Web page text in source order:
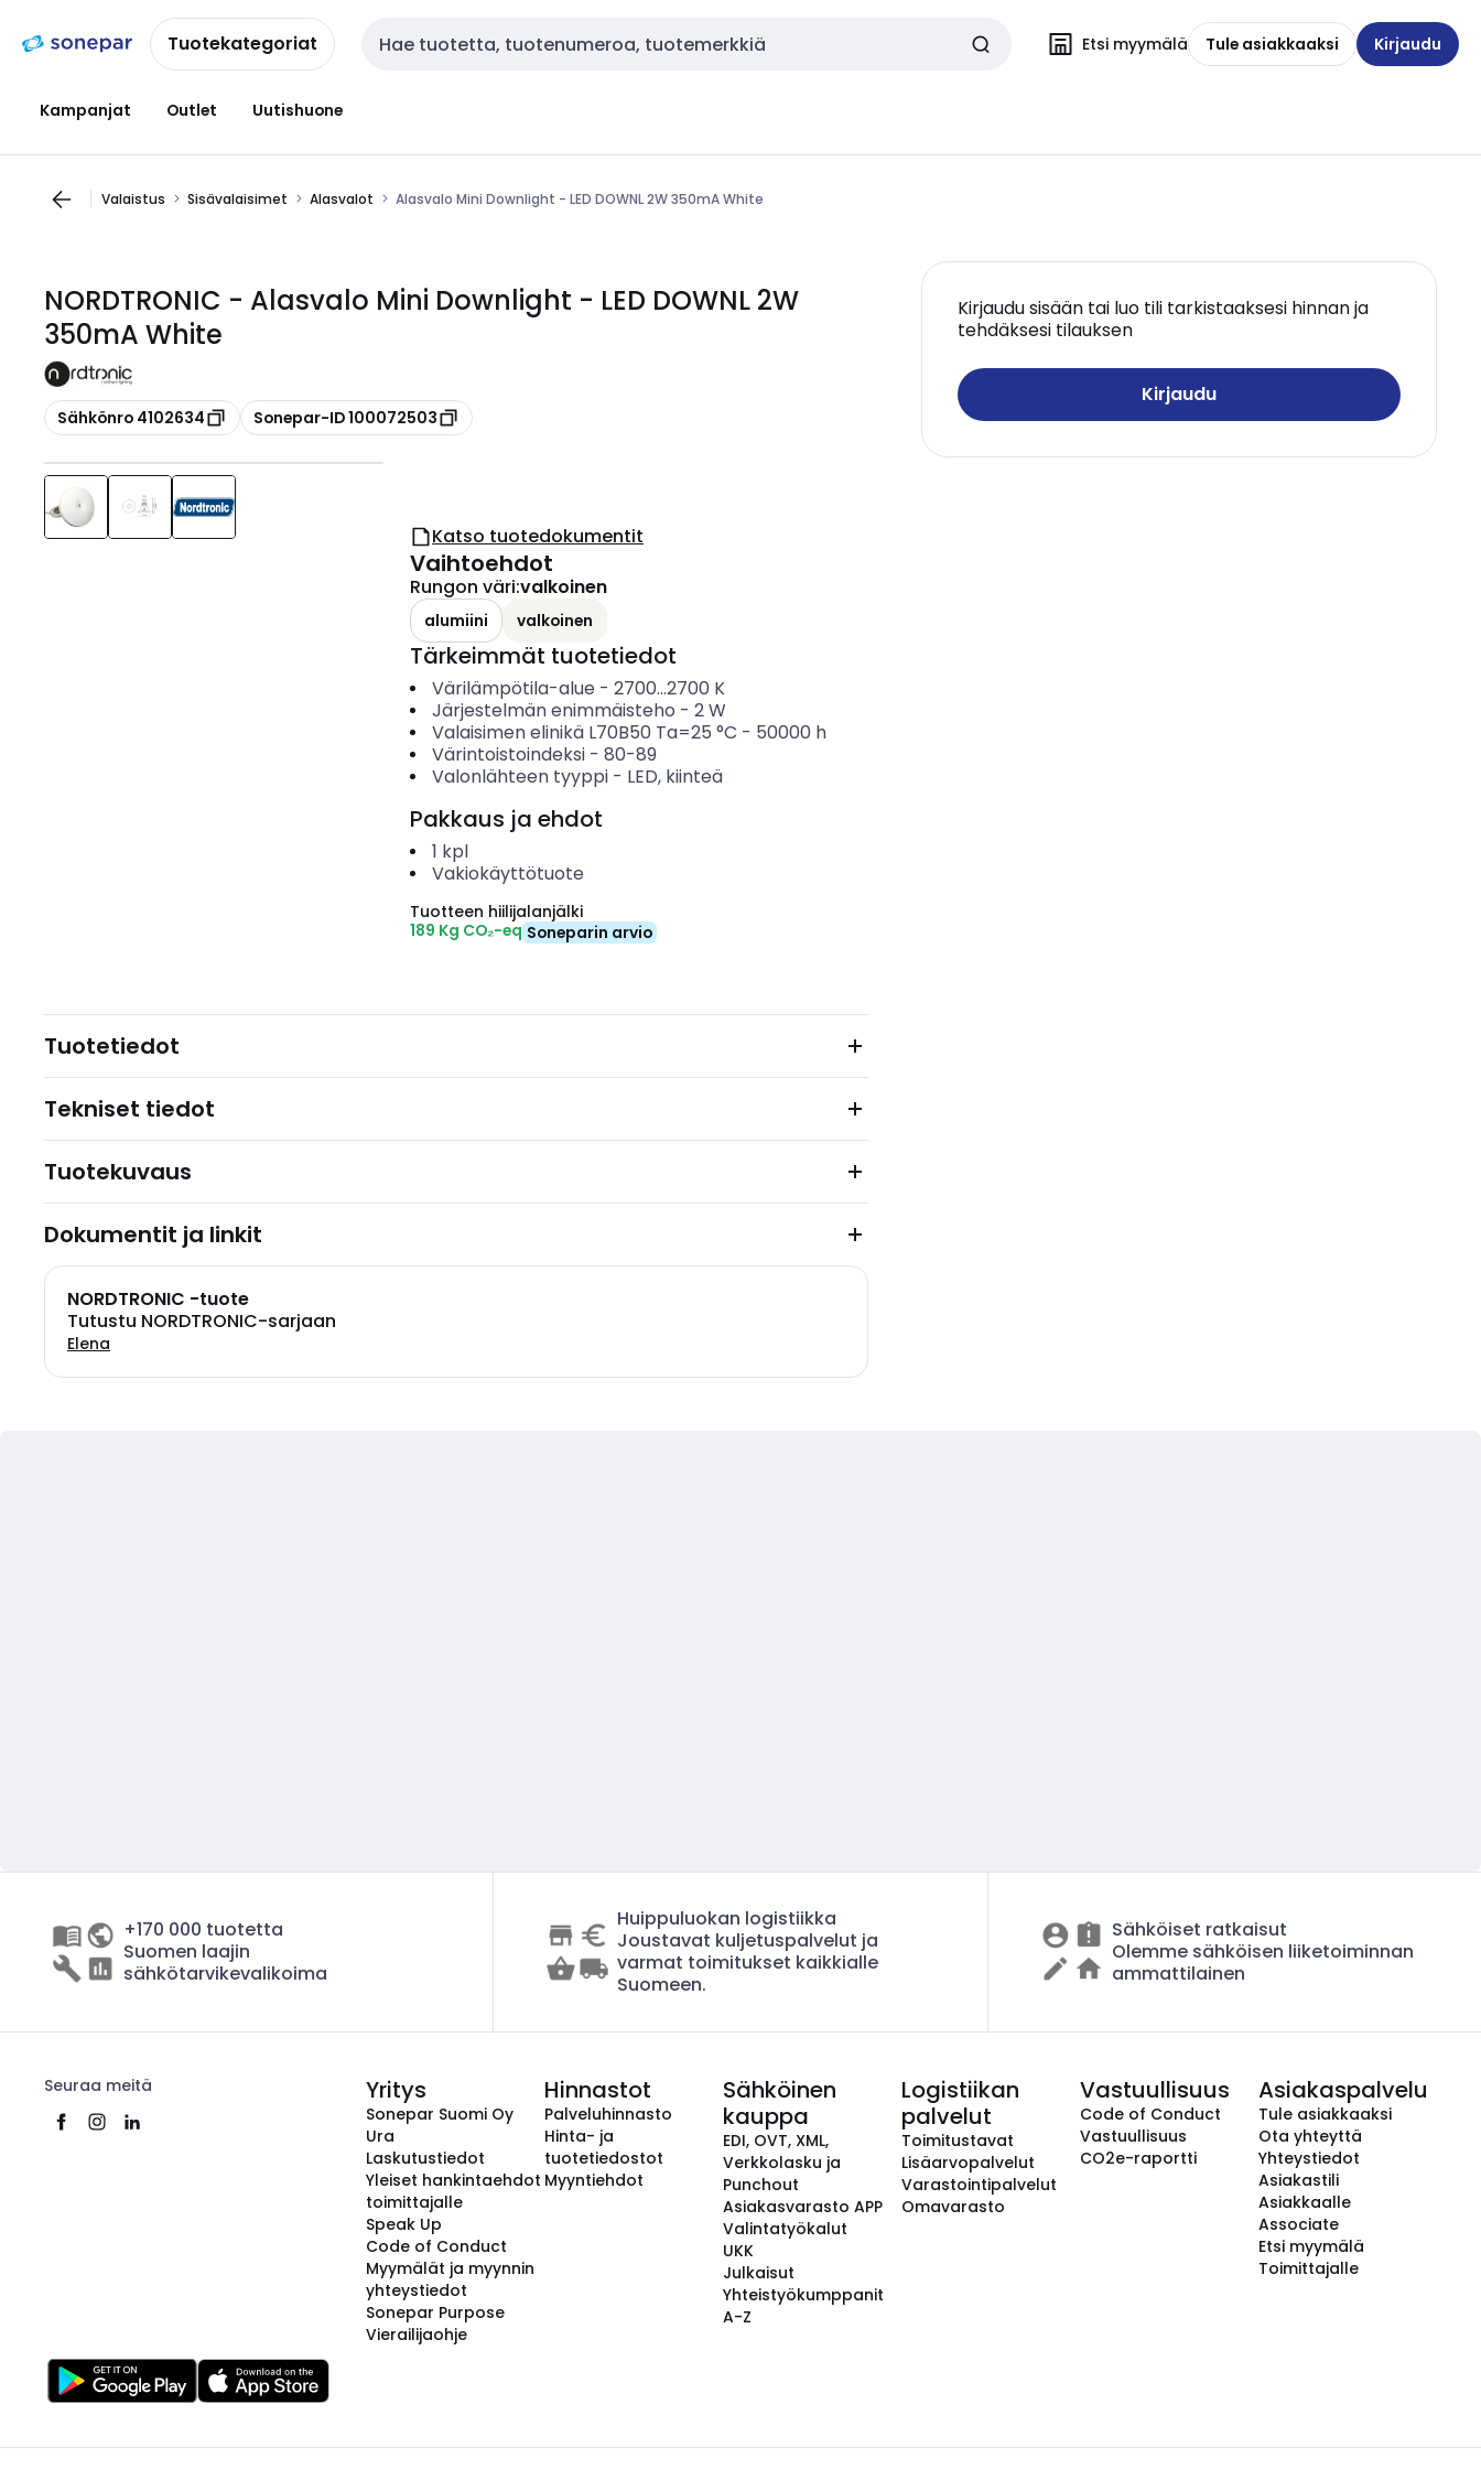
navigointiinsisältöönTuotekategoriat Haku Etsi myymälä Tule asiakkaaksi Kirjaudu
Kampanjat Outlet Uutishuone
Valaistus Sisävalaisimet Alasvalot Alasvalo Mini Downlight - LED DOWNL 2W 350mA White
NORDTRONIC - Alasvalo Mini Downlight - LED DOWNL 2W
350mA White
Kopioi
Sähkönro 4102634 Kopioi
Sonepar-ID 100072503
Kirjaudu sisään tai luo tili tarkistaaksesi hinnan ja
tehdäksesi tilauksen
Kirjaudu
Katso tuotedokumentit
Vaihtoehdot
Rungon väri:valkoinen
alumiini valkoinen
Tärkeimmät tuotetiedot
Värilämpötila-alue - 2700...2700 K
Järjestelmän enimmäisteho - 2W
Valaisimen elinikä L70B50 Ta=25 °C - 50000 h
Värintoistoindeksi- 80-89
Valonlähteen tyyppi- LED, kiinteä
Pakkaus ja ehdot
1 kpl
Vakiokäyttötuote
Tuotteen hiilijalanjälki
189 Kg CO₂-eq Soneparin arvio
Tuotetiedot
Tekniset tiedot
Tuotekuvaus
Dokumentit ja linkit
NORDTRONIC -tuote
Tutustu NORDTRONIC-sarjaan
Elena
+170 000 tuotetta
Suomen laajin
sähkötarvikevalikoima
Huippuluokan logistiikka
Joustavat kuljetuspalvelut ja
varmat toimitukset kaikkialle
Suomeen.
Sähköiset ratkaisut
Olemme sähköisen liiketoiminnan
ammattilainen
Seuraa meitä Yritys
Sonepar Suomi Oy
Ura
Laskutustiedot
Yleiset hankintaehdot
toimittajalle
Speak Up
Code of Conduct
Myymälät ja myynnin
yhteystiedot
Sonepar Purpose
Vierailijaohje
Hinnastot
Palveluhinnasto
Hinta- ja
tuotetiedostot
Myyntiehdot
Sähköinen
kauppa
EDI, OVT, XML,
Verkkolasku ja
Punchout
Asiakasvarasto APP
Valintatyökalut
UKK
Julkaisut
Yhteistyökumppanit
A-Z
Logistiikan
palvelut
Toimitustavat
Lisäarvopalvelut
Varastointipalvelut
Omavarasto
Vastuullisuus
Code of Conduct
Vastuullisuus
CO2e-raportti
Asiakaspalvelu
Tule asiakkaaksi
Ota yhteyttä
Yhteystiedot
Asiakastili
Asiakkaalle
Associate
Etsi myymälä
Toimittajalle